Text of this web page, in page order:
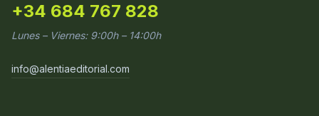
+34 684 767 828
Lunes – Viernes: 9:00h – 14:00h
info@alentiaeditorial.com